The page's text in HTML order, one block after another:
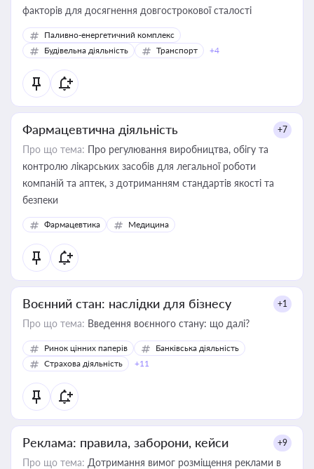
факторів для досягнення довгострокової сталості
Паливно-енергетичний комплекс
Будівельна діяльність
Транспорт +4
Фармацевтична діяльність +7
Про що тема: Про регулювання виробництва, обігу та
контролю лікарських засобів для легальної роботи
компаній та аптек, з дотриманням стандартів якості та
безпеки
Фармацевтика Медицина
Воєнний стан: наслідки для бізнесу +1
Про що тема: Введення воєнного стану: що далі?
Ринок цінних паперів
Банківська діяльність
Страхова діяльність
+11
Реклама: правила, заборони, кейси +9
Про що тема: Дотримання вимог розміщення реклами в